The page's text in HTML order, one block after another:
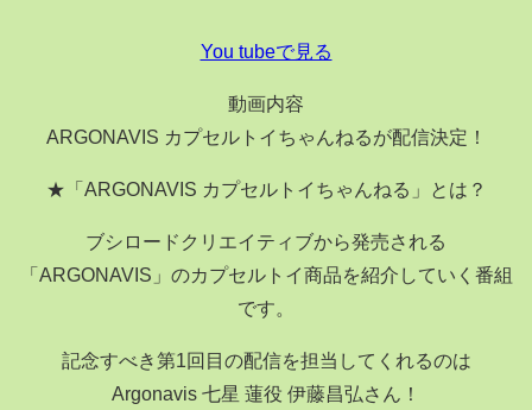
You tubeで見る
動画内容
ARGONAVIS カプセルトイちゃんねるが配信決定！
★「ARGONAVIS カプセルトイちゃんねる」とは？
ブシロードクリエイティブから発売される
「ARGONAVIS」のカプセルトイ商品を紹介していく番組
です。
記念すべき第1回目の配信を担当してくれるのは
Argonavis 七星 蓮役 伊藤昌弘さん！